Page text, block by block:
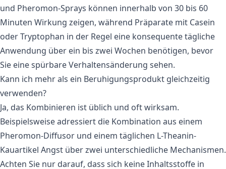
und Pheromon-Sprays können innerhalb von 30 bis 60
Minuten Wirkung zeigen, während Präparate mit Casein
oder Tryptophan in der Regel eine konsequente tägliche
Anwendung über ein bis zwei Wochen benötigen, bevor
Sie eine spürbare Verhaltensänderung sehen.
Kann ich mehr als ein Beruhigungsprodukt gleichzeitig
verwenden?
Ja, das Kombinieren ist üblich und oft wirksam.
Beispielsweise adressiert die Kombination aus einem
Pheromon-Diffusor und einem täglichen L-Theanin-
Kauartikel Angst über zwei unterschiedliche Mechanismen.
Achten Sie nur darauf, dass sich keine Inhaltsstoffe in